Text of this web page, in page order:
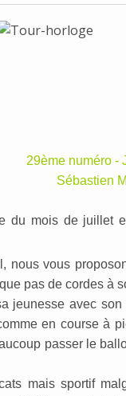
29ème numéro -
Sébastien
du mois de juillet
nous vous
pas de cordes à
jeunesse avec
en course à
passer le
mais sportif